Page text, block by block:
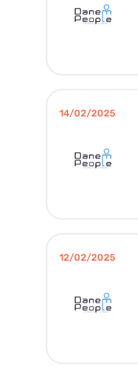
14/02/2025
12/02/2025